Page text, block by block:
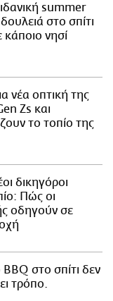
summer
στο σπίτι
κάποιο νησί
νέα οπτική της
Zs και
το τοπίο της
δικηγόροι
Πώς οι
οδηγούν σε
στο σπίτι δεν
τρόπο.